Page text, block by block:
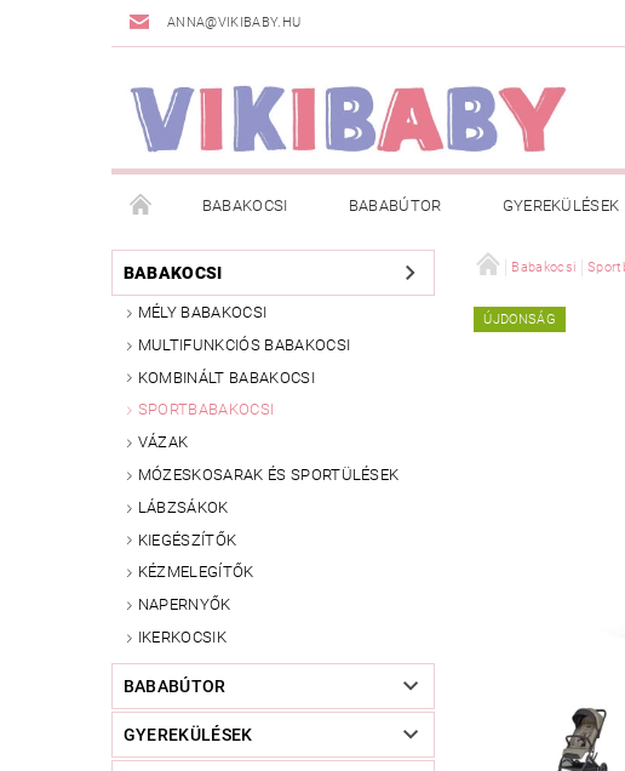
ANNA@VIKIBABY.HU
BABAKOCSI BABABÚTOR GYEREKÜLÉSEK
DOGSPACE AKCIÓS TERMÉKEINK
TÖRZSVÁSÁRLÓI PROGRAM A
BABAKOCSI
MÉLY BABAKOCSI
MULTIFUNKCIÓS BABAKOCSI
KOMBINÁLT BABAKOCSI
SPORTBABAKOCSI
VÁZAK
MÓZESKOSARAK ÉS SPORTÜLÉSEK
LÁBZSÁKOK
KIEGÉSZÍTŐK
KÉZMELEGÍTŐK
NAPERNYŐK
IKERKOCSIK
BABABÚTOR
GYEREKÜLÉSEK
Babakocsi
ÚJDONSÁG